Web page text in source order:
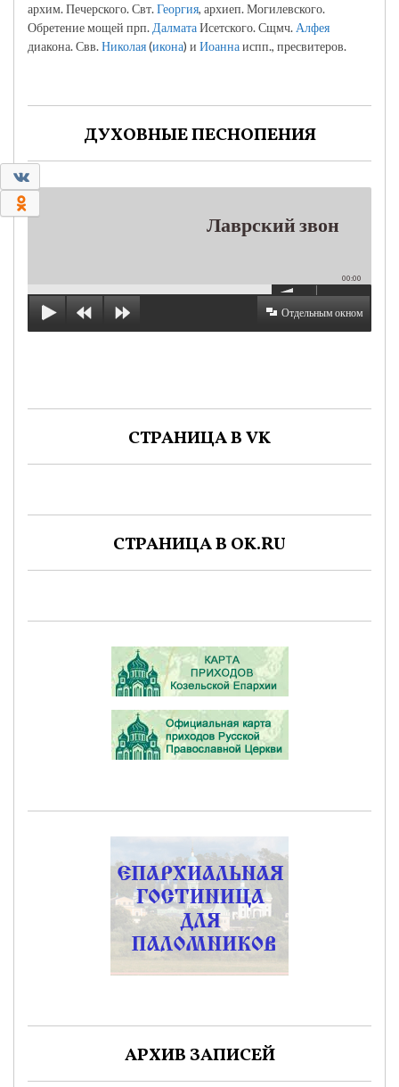
архим. Печерского. Свт.Георгия, архиеп. Могилевского.
Обретение мощей прп. ДалматаИсетского. Сщмч. Алфея
диакона. Свв.Николая(икона) и Иоаннаиспп., пресвитеров.
ДУХОВНЫЕ ПЕСНОПЕНИЯ
Лаврский звон
00:00
Отдельным окном
СТРАНИЦА В VK
СТРАНИЦА В OK.RU
АРХИВ ЗАПИСЕЙ